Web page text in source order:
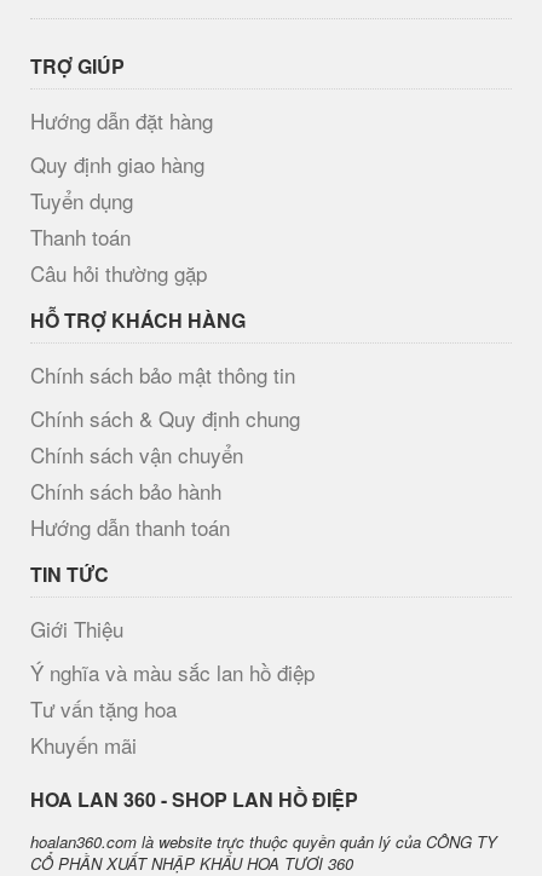
TRỢ GIÚP
Hướng dẫn đặt hàng
Quy định giao hàng
Tuyển dụng
Thanh toán
Câu hỏi thường gặp
HỖ TRỢ KHÁCH HÀNG
Chính sách bảo mật thông tin
Chính sách & Quy định chung
Chính sách vận chuyển
Chính sách bảo hành
Hướng dẫn thanh toán
TIN TỨC
Giới Thiệu
Ý nghĩa và màu sắc lan hồ điệp
Tư vấn tặng hoa
Khuyến mãi
H​OA LAN 360 - SHOP LAN HỒ ĐIỆP
hoalan360.com là website trực thuộc quyền quản lý của CÔNG TY
CỔ PHẦN XUẤT NHẬP KHẨU HOA TƯƠI 360